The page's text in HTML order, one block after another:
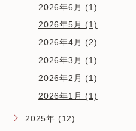
2026年6月 (1)
2026年5月 (1)
2026年4月 (2)
2026年3月 (1)
2026年2月 (1)
2026年1月 (1)
2025年 (12)